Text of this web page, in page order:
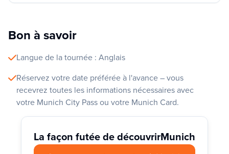
Bon à savoir
Langue de la tournée : Anglais
Réservez votre date préférée à l'avance – vous
recevrez toutes les informations nécessaires avec
votre Munich City Pass ou votre Munich Card.
La façon futée de découvrirMunich